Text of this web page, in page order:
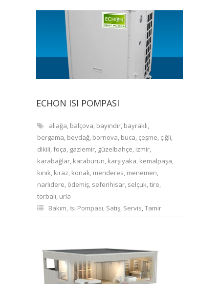
ECHON ISI POMPASI
aliağa, balçova, bayındır, bayraklı,
bergama, beydağ, bornova, buca, çeşme, çiğli,
dikili,foça, gaziemir, güzelbahçe, izmir,
karabağlar, karaburun, karşıyaka, kemalpaşa,
kınık, kiraz, konak, menderes, menemen,
narlıdere, ödemiş, seferihisar, selçuk,tire,
torbalı, urla
Bakım, Isı Pompası, Satış, Servis,Tamir